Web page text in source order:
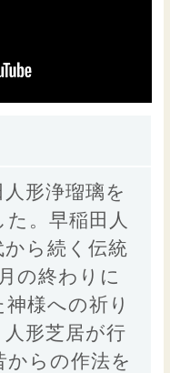
形浄瑠璃を
。早稲田人
ら続く伝統
の終わりに
様への祈り
人形芝居が行
らの作法を